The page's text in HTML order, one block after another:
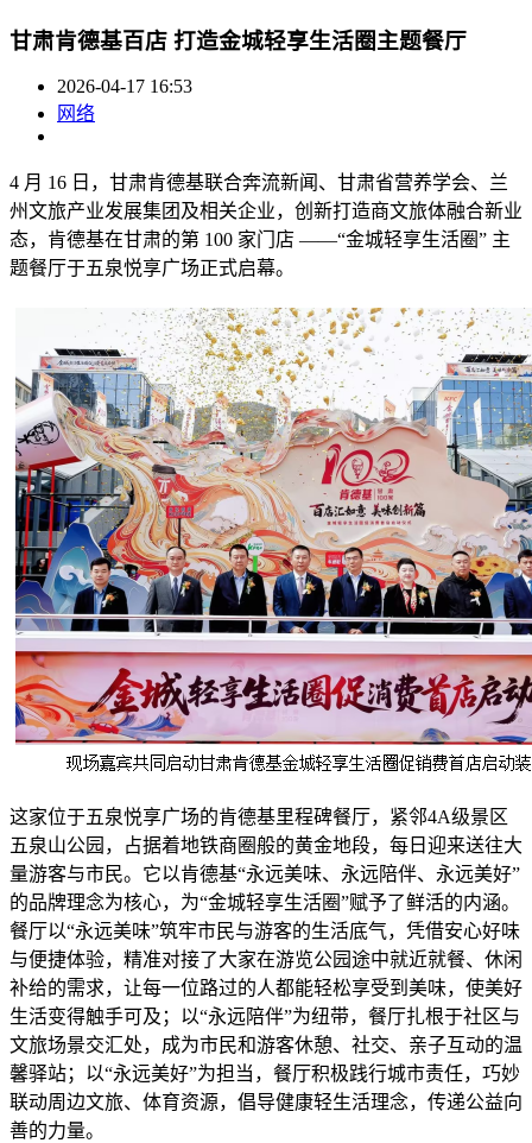
甘肃肯德基百店 打造金城轻享生活圈主题餐厅
2026-04-17 16:53
网络
4 月 16 日，甘肃肯德基联合奔流新闻、甘肃省营养学会、兰
州文旅产业发展集团及相关企业，创新打造商文旅体融合新业
态，肯德基在甘肃的第 100 家门店 ——“金城轻享生活圈” 主
题餐厅于五泉悦享广场正式启幕。
这家位于五泉悦享广场的肯德基里程碑餐厅，紧邻4A级景区
五泉山公园，占据着地铁商圈般的黄金地段，每日迎来送往大
量游客与市民。它以肯德基“永远美味、永远陪伴、永远美好”
的品牌理念为核心，为“金城轻享生活圈”赋予了鲜活的内涵。
餐厅以“永远美味”筑牢市民与游客的生活底气，凭借安心好味
与便捷体验，精准对接了大家在游览公园途中就近就餐、休闲
补给的需求，让每一位路过的人都能轻松享受到美味，使美好
生活变得触手可及；以“永远陪伴”为纽带，餐厅扎根于社区与
文旅场景交汇处，成为市民和游客休憩、社交、亲子互动的温
馨驿站；以“永远美好”为担当，餐厅积极践行城市责任，巧妙
联动周边文旅、体育资源，倡导健康轻生活理念，传递公益向
善的力量。